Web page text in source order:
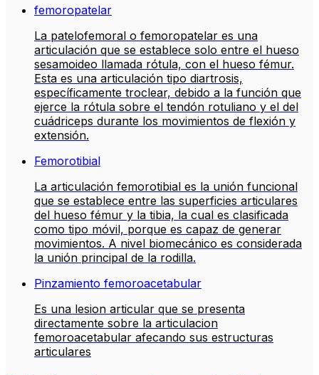
femoropatelar
La patelofemoral o femoropatelar es una
articulación que se establece solo entre el hueso
sesamoideo llamada rótula, con el hueso fémur.
Esta es una articulación tipo diartrosis,
específicamente troclear, debido a la función que
ejerce la rótula sobre el tendón rotuliano y el del
cuádriceps durante los movimientos de flexión y
extensión.
Femorotibial
La articulación femorotibial es la unión funcional
que se establece entre las superficies articulares
del hueso fémur y la tibia, la cual es clasificada
como tipo móvil, porque es capaz de generar
movimientos. A nivel biomecánico es considerada
la unión principal de la rodilla.
Pinzamiento femoroacetabular
Es una lesion articular que se presenta
directamente sobre la articulacion
femoroacetabular afecando sus estructuras
articulares